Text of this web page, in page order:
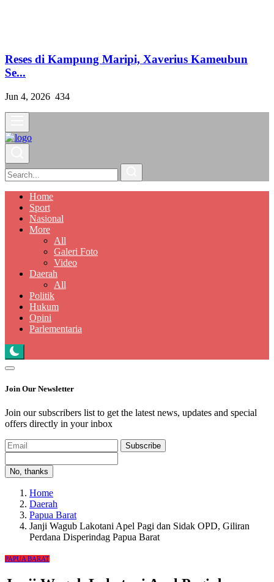
Reses di Kampung Maripi, Xaverius Kameubun
Se...
Jun 4, 2026 434
Home
Sport
Nasional
More
All
Galeri Foto
Video
Daerah
All
Politik
Hukum
Opini
Parlementaria
Join Our Newsletter
Join our subscribers list to get the latest news, updates and special
offers directly in your inbox
Subscribe
No, thanks
Home
Daerah
Papua Barat
Janji Wagub Lakotani Apel Pagi dan Sidak OPD, Giliran
Perdana Disperindag Papua Barat
PAPUA BARAT